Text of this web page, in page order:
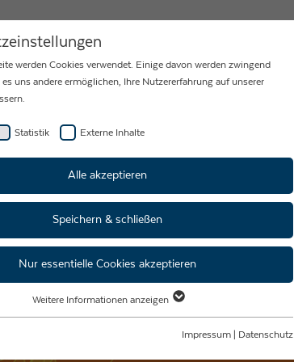
NEWS
werden Cookies verwendet. Einige davon werden zwingend
uns andere ermöglichen, Ihre Nutzererfahrung auf unserer
Statistik Externe Inhalte
Alle akzeptieren
Speichern & schließen
Nur essentielle Cookies akzeptieren
werden für grundlegende Funktionen der Webseite benötigt.
Weitere Informationen anzeigen
Impressum Datenschutz